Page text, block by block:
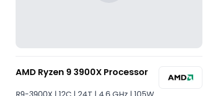
AMD Ryzen 9 3900X Processor